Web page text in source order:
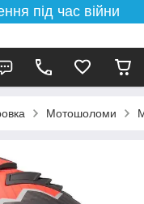
під час війни
Мотошоломи